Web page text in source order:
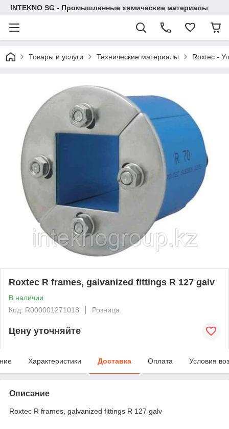
INTEKNO SG - Промышленные химические материалы
Товары и услуги Технические материалы Roxtec -
Roxtec R frames, galvanized fittings R 127 galv
В наличии
Код: R000001271018
Розница
Цену уточняйте
Характеристики Доставка Оплата Условия
Описание
Roxtec R frames, galvanized fittings R 127 galv